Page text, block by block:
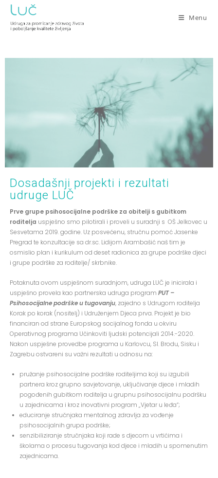
Menu
Dosadašnji projekti i rezultati
udruge LUČ
Prve grupe psihosocijalne podrške za obitelji s gubitkom
roditelja uspješno smo pilotirali i proveli u suradnji s OŠ Jelkovec u
Sesvetama 2019. godine. Uz posvećenu, stručnu pomoć Jasenke
Pregrad te konzultacije sa dr.sc. Lidijom Arambašić naš tim je
osmislio plan i kurikulum od deset radionica za grupe podrške djeci
i grupe podrške za roditelje/ skrbnike.
Potaknuta ovom uspješnom suradnjom, udruga LUČ je inicirala i
uspješno provela kao partnerska udruga program PUT –
Psihosocijalne podrške u tugovanju, zajedno s Udrugom roditelja
Korak po korak (nositelj) i Udruženjem Djeca prva. Projekt je bio
financiran od strane Europskog socijalnog fonda u okviru
Operativnog programa Učinkoviti ljudski potencijali 2014.-2020.
Nakon uspješne provedbe programa u Karlovcu, Sl. Brodu, Sisku i
Zagrebu ostvareni su važni rezultati u odnosu na:
pružanje psihosocijalne podrške roditeljima koji su izgubili
partnera kroz grupno savjetovanje, uključivanje djece i mladih
pogođenih gubitkom roditelja u grupnu psihosocijalnu podršku
u zajednicama i kroz inovativni program „Vjetar u leđa“;
educiranje stručnjaka mentalnog zdravlja za vođenje
psihosocijalnih grupa podrške;
senzibiliziranje stručnjaka koji rade s djecom u vrtićima i
školama o procesu tugovanja kod djece i mladih u spomenutim
zajednicama.